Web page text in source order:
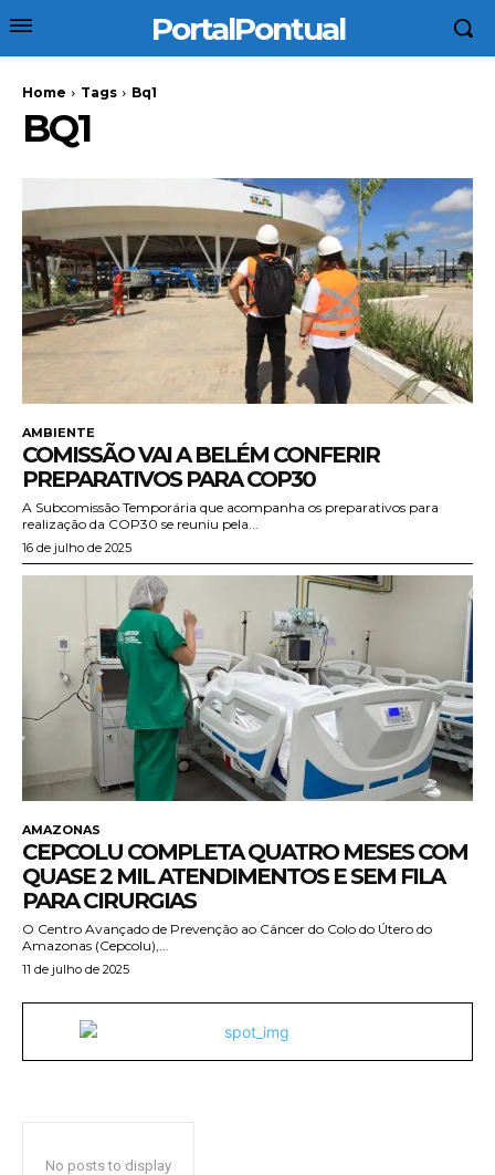
PortalPontual
Home Tags Bq1
BQ1
AMBIENTE
COMISSÃO VAI A BELÉM CONFERIR
PREPARATIVOS PARA COP30
A Subcomissão Temporária que acompanha os preparativos para
realização da COP30 se reuniu pela...
16 de julho de 2025
AMAZONAS
CEPCOLU COMPLETA QUATRO MESES COM
QUASE 2 MIL ATENDIMENTOS E SEM FILA
PARA CIRURGIAS
O Centro Avançado de Prevenção ao Câncer do Colo do Útero do
Amazonas (Cepcolu),...
11 de julho de 2025
No posts to display